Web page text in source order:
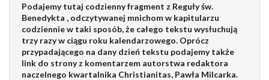
Podajemy tutaj codzienny fragment z Reguły św.
Benedykta , odczytywanej mnichom w kapitularzu
codziennie w taki sposób, że całego tekstu wysłuchują
trzy razy w ciągu roku kalendarzowego. Oprócz
przypadającego na dany dzień tekstu podajemy także
link do strony z komentarzem autorstwa redaktora
naczelnego kwartalnika Christianitas, Pawła Milcarka.